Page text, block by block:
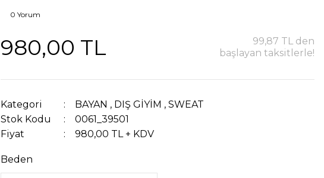
0 Yorum
980,00 TL
99,87 TL den
başlayan taksitlerle!
Kategori BAYAN , DIŞ GİYİM , SWEAT
Stok Kodu
0061_39501
Fiyat
980,00 TL + KDV
Beden